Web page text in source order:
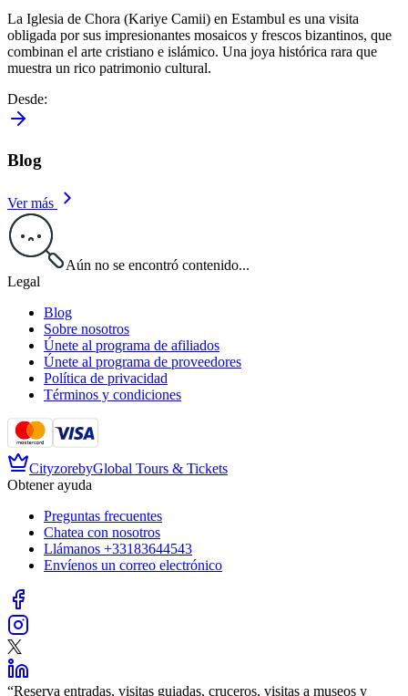
La Iglesia de Chora (Kariye Camii) en Estambul es una visita
obligada por sus impresionantes mosaicos y frescos bizantinos, que
combinan el arte cristiano e islámico. Una joya histórica rara que
muestra un rico patrimonio cultural.
Desde:
Blog
Ver más
Aún no se encontró contenido...
Legal
Blog
Sobre nosotros
Únete al programa de afiliados
Únete al programa de proveedores
Política de privacidad
Términos y condiciones
CityzorebyGlobal Tours & Tickets
Obtener ayuda
Preguntas frecuentes
Chatea con nosotros
Llámanos +33183644543
Envíenos un correo electrónico
“Reserva entradas, visitas guiadas, cruceros, visitas a museos y